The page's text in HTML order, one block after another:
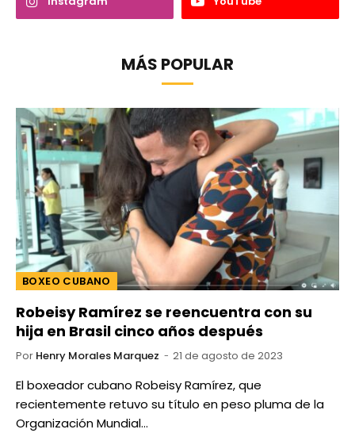
MÁS POPULAR
BOXEO CUBANO
Robeisy Ramírez se reencuentra con su
hija en Brasil cinco años después
Por Henry Morales Marquez 21 de agosto de 2023
El boxeador cubano Robeisy Ramírez, que
recientemente retuvo su título en peso pluma de la
Organización Mundial…